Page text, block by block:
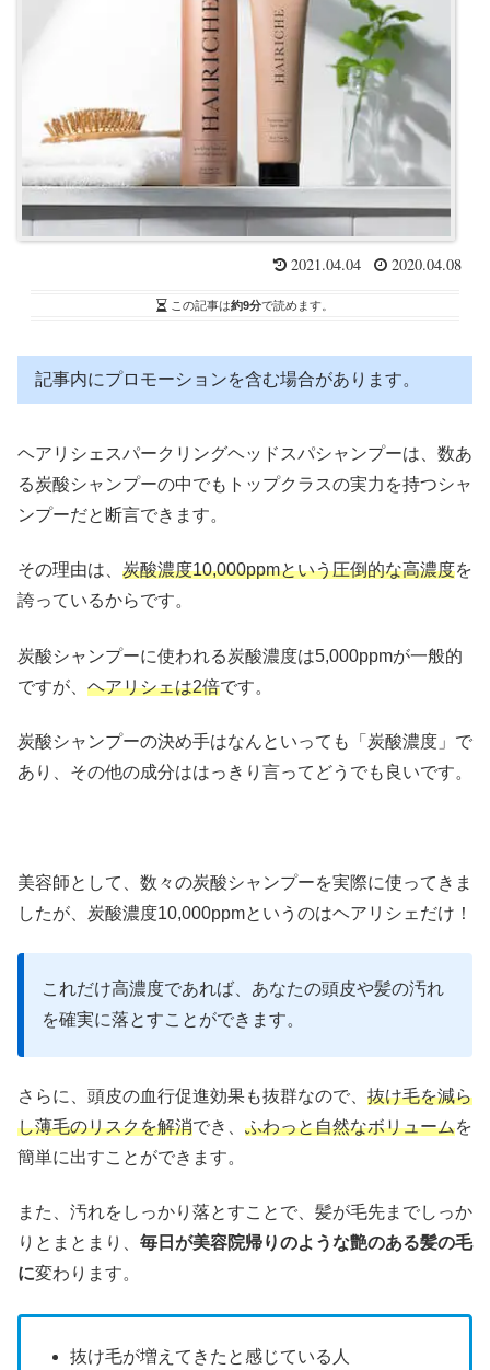
2021.04.04 2020.04.08
この記事は約9分で読めます。
記事内にプロモーションを含む場合があります。
ヘアリシェスパークリングヘッドスパシャンプーは、数あ
る炭酸シャンプーの中でもトップクラスの実力を持つシャ
ンプーだと断言できます。
その理由は、 炭酸濃度10,000ppmという圧倒的な高濃度を
誇っているからです。
炭酸シャンプーに使われる炭酸濃度は5,000ppmが一般的
ですが、 ヘアリシェは2倍です。
炭酸シャンプーの決め手はなんといっても「炭酸濃度」で
あり、その他の成分ははっきり言ってどうでも良いです。
美容師として、数々の炭酸シャンプーを実際に使ってきま
したが、炭酸濃度10,000ppmというのはヘアリシェだけ！
これだけ高濃度であれば、あなたの頭皮や髪の汚れ
を確実に落とすことができます。
さらに、頭皮の血行促進効果も抜群なので、 抜け毛を減ら
し薄毛のリスクを解消でき、 ふわっと自然なボリュームを
簡単に出すことができます。
また、汚れをしっかり落とすことで、髪が毛先までしっか
りとまとまり、 毎日が美容院帰りのような艶のある髪の毛
に変わります。
抜け毛が増えてきたと感じている人